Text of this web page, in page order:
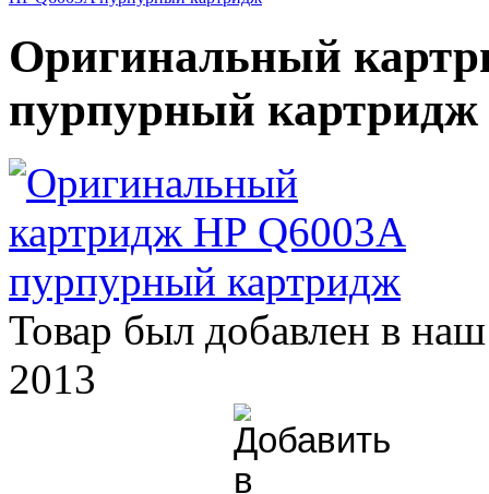
Оригинальный
пурпурный картридж
Товар был добавлен в
2013